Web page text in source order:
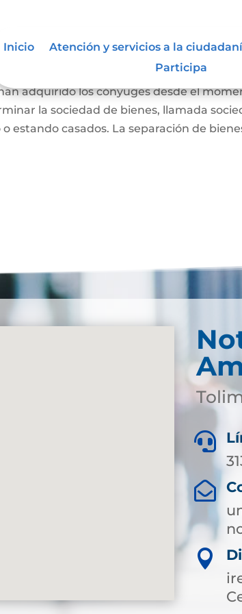
Inicio Atención y servicios a la
Participa
o Liquidación de
adquirido los cónyuges desde el
la sociedad de bienes, llamada
estando casados. La separación de


